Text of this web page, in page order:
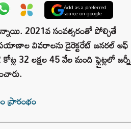
Add as a preferred
source on google
2021వ సంవత్సరంతో పోల్చితే
వివరాలను డైరెక్టరేట్‌ జనరల్‌ ఆఫ్‌
32 లక్షల 45 వేల మంది ఫ్లైట్లలో జర్నీ
ప్రారంభం